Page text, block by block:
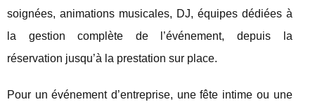
soignées, animations musicales, DJ, équipes dédiées à
la gestion complète de l’événement, depuis la
réservation jusqu’à la prestation sur place.
Pour un événement d’entreprise, une fête intime ou une